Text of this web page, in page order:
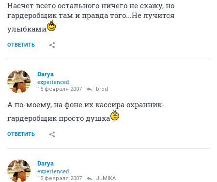
Насчет всего остального ничего не скажу, но
гардеробщик там и правда того...Не лучится
улыбками
ОТВЕТИТЬ
Darya
experienced
15 февраля 2007 brod
А по-моему, на фоне их кассира охранник-
гардеробщик просто душка
ОТВЕТИТЬ
Darya
experienced
15 февраля 2007 JJMIKA